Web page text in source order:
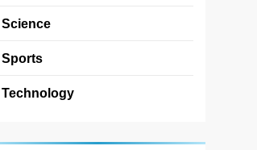
Science
Sports
Technology